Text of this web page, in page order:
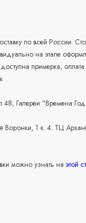
по всей России.
на этапе
примерка,
48, Галереи "Времена
1 к. 4. ТЦ
можно узнать наэтой